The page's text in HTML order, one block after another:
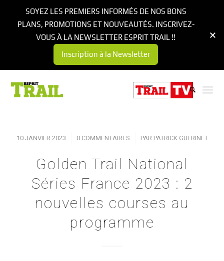
10 JANVIER 2023
/ 0 COMMENTAIRES
/ PAR PATRICK GUERINET
Golden Trail National
Séries France 2023 : 2
nouvelles courses au
programme
SOYEZ LES PREMIERS INFORMÉS DE NOS BONS
PLANS, PROMOTIONS ET NOUVEAUTÉS. INSCRIVEZ-
VOUS À LA NEWSLETTER ESPRIT TRAIL !!
Inscription à la Newsletter